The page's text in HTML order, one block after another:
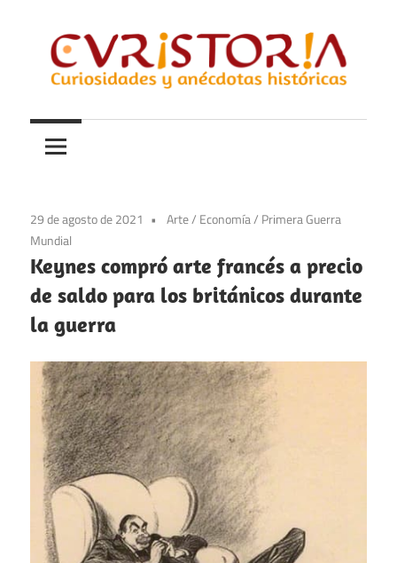
contenido
Curistoria
y
anécdotas
historia
29 de agosto de 2021 Arte/ Economía/ Primera Guerra
Mundial
Keynes compró arte francés a precio
de saldo para los británicos durante
la guerra